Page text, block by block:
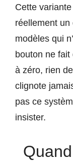
Cette
réellement
modèles qui
bouton ne
à zéro, rien
clignote
pas ce
insister.